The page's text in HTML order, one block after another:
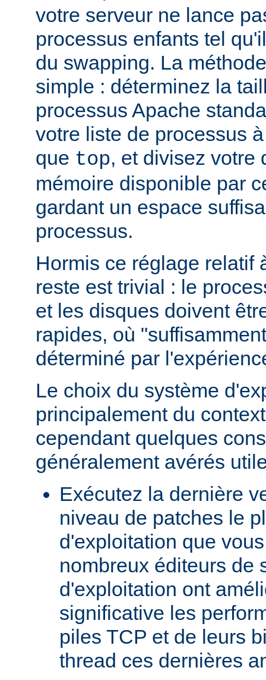
votre serveur ne lance
processus enfants tel
du swapping. La
simple : déterminez la
processus Apache
votre liste de processus
que top, et divisez votre
mémoire disponible par
gardant un espace
processus.
Hormis ce réglage relatif
reste est trivial : le
et les disques doivent
rapides, où
déterminé par
Le choix du système
principalement du
cependant quelques
généralement avérés
Exécutez la dernière
niveau de patches le
d'exploitation que
nombreux éditeurs de
d'exploitation ont
significative les
piles TCP et de leurs
thread ces dernières